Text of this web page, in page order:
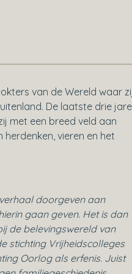
van de Wereld waar
De laatste drie
met een breed veld aan
vieren en het
doorgeven aan
gaan geven. Het is dan
de belevingswereld van
stichting Vrijheidscolleges
Oorlog als erfenis. Juist